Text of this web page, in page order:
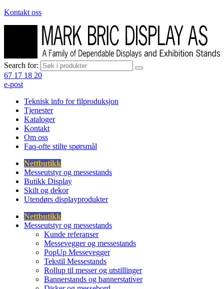
Kontakt oss
Search for:
67 17 18 20
e-post
Teknisk info for filproduksjon
Tjenester
Kataloger
Kontakt
Om oss
Faq-ofte stilte spørsmål
Nettbutikk
Messeutstyr og messestands
Butikk Display
Skilt og dekor
Utendørs displayprodukter
Nettbutikk
Messeutstyr og messestands
Kunde referanser
Messevegger og messestands
PopUp Messevegger
Tekstil Messestands
Rollup til messer og utstillinger
Bannerstands og bannerstativer